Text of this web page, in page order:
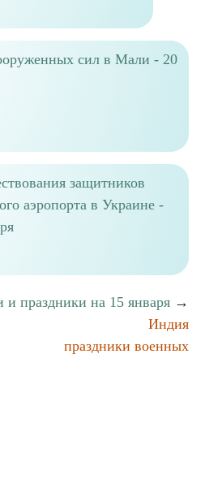
сил в Мали - 20
защитников
аэропорта в Украине -
и праздники на 15 января →
Индия
праздники военных